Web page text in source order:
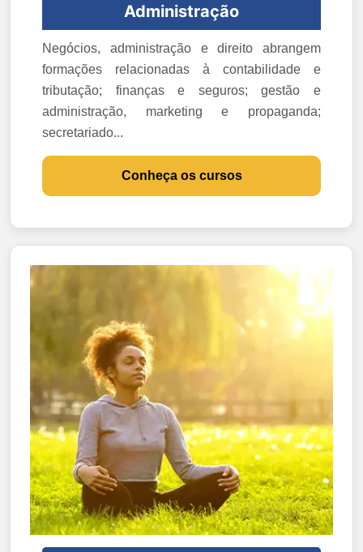
Administração
Negócios, administração e direito abrangem
formações relacionadas à contabilidade e
tributação; finanças e seguros; gestão e
administração, marketing e propaganda;
secretariado...
Conheça os cursos